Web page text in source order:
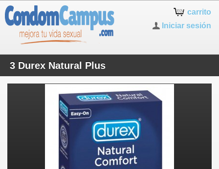
carrito
Iniciar sesión
3 Durex Natural Plus